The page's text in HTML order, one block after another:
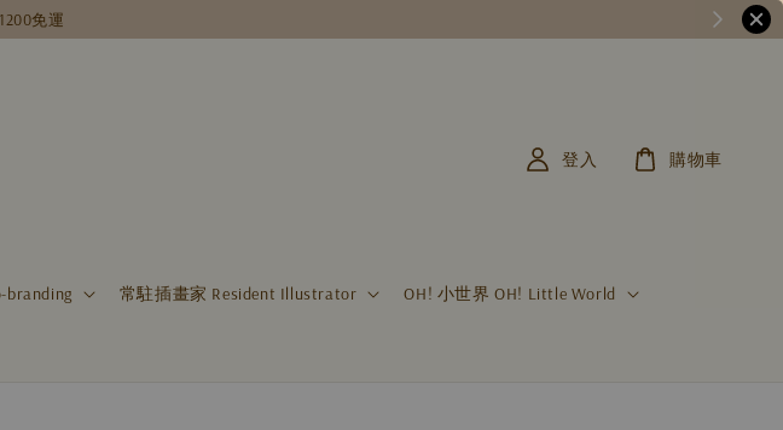
免運
branding 常駐插畫家 Resident Illustrator OH! 小世界 OH! Little World
登入 購物車